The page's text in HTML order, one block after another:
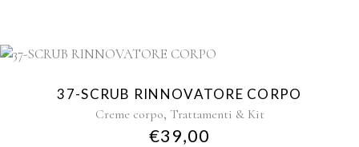
37-SCRUB RINNOVATORE CORPO
Creme corpo, Trattamenti & Kit
€39,00